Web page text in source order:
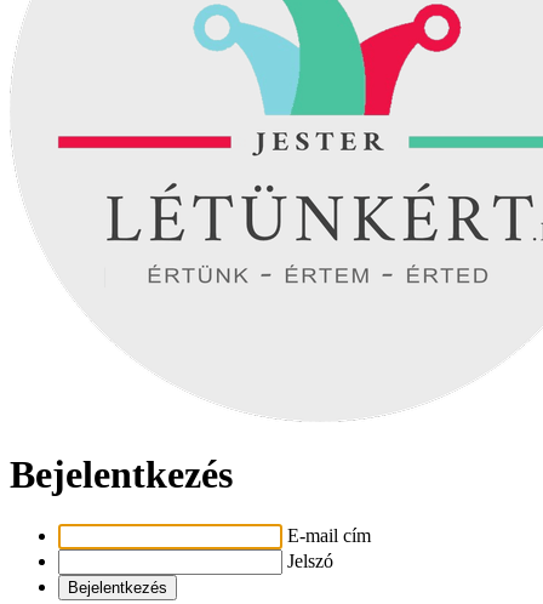
Bejelentkezés
E-mail cím
Jelszó
Bejelentkezés